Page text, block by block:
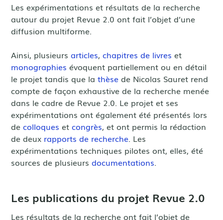
Les expérimentations et résultats de la recherche
autour du projet Revue 2.0 ont fait l’objet d’une
diffusion multiforme.
Ainsi, plusieursarticles,chapitres de livres et
monographies évoquent partiellement ou en détail
le projet tandis que lathèse de Nicolas Sauret rend
compte de façon exhaustive de la recherche menée
dans le cadre de Revue 2.0. Le projet et ses
expérimentations ont également été présentés lors
decolloques etcongrès, et ont permis la rédaction
de deux rapports de recherche. Les
expérimentations techniques pilotes ont, elles, été
sources de plusieursdocumentations.
Les publications du projet Revue 2.0
Les résultats de la recherche ont fait l’objet de